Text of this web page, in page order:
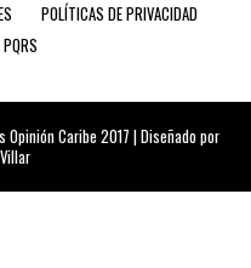
POLÍTICAS DE PRIVACIDAD
PQRS
Caribe 2017 | Diseñado por